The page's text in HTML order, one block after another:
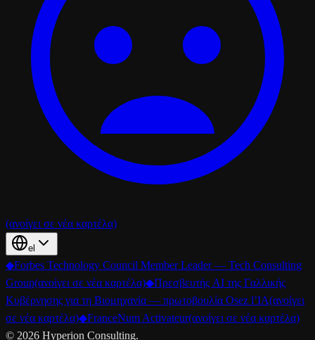
(ανοίγει σε νέα καρτέλα)
el
◆Forbes Technology Council Member Leader — Tech Consulting
Group(ανοίγει σε νέα καρτέλα)◆Πρεσβευτής AI της Γαλλικής
Κυβέρνησης για τη Βιομηχανία — πρωτοβουλία Osez l’IA(ανοίγει
σε νέα καρτέλα)◆FranceNum Activateur(ανοίγει σε νέα καρτέλα)
© 2026 Hyperion Consulting.